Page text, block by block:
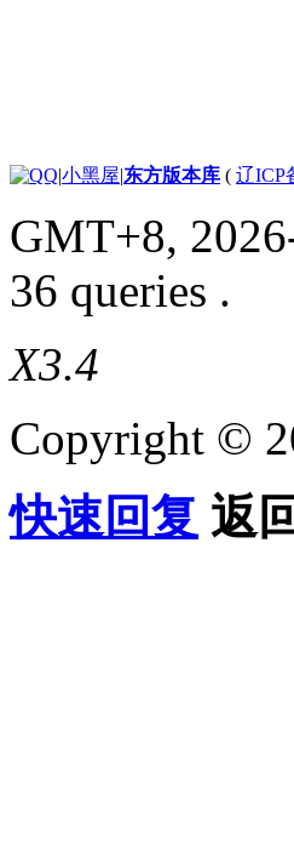
|小黑屋|东方版本库 ( 辽ICP
GMT+8,
36 queries .
X3.4
Copyright ©
快速回复 返